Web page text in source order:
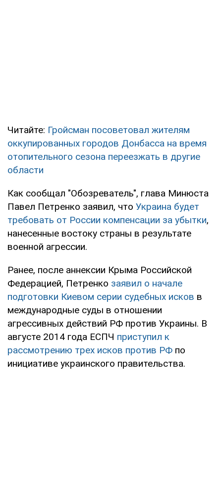
Читайте: Гройсман посоветовал жителям
оккупированных городов Донбасса на время
отопительного сезона переезжать в другие
области
Как сообщал "Обозреватель", глава Минюста
Павел Петренко заявил, что Украина будет
требовать от России компенсации за убытки,
нанесенные востоку страны в результате
военной агрессии.
Ранее, после аннексии Крыма Российской
Федерацией, Петренко заявил о начале
подготовки Киевом серии судебных исков в
международные суды в отношении
агрессивных действий РФ против Украины. В
августе 2014 года ЕСПЧ приступил к
рассмотрению трех исков против РФ по
инициативе украинского правительства.